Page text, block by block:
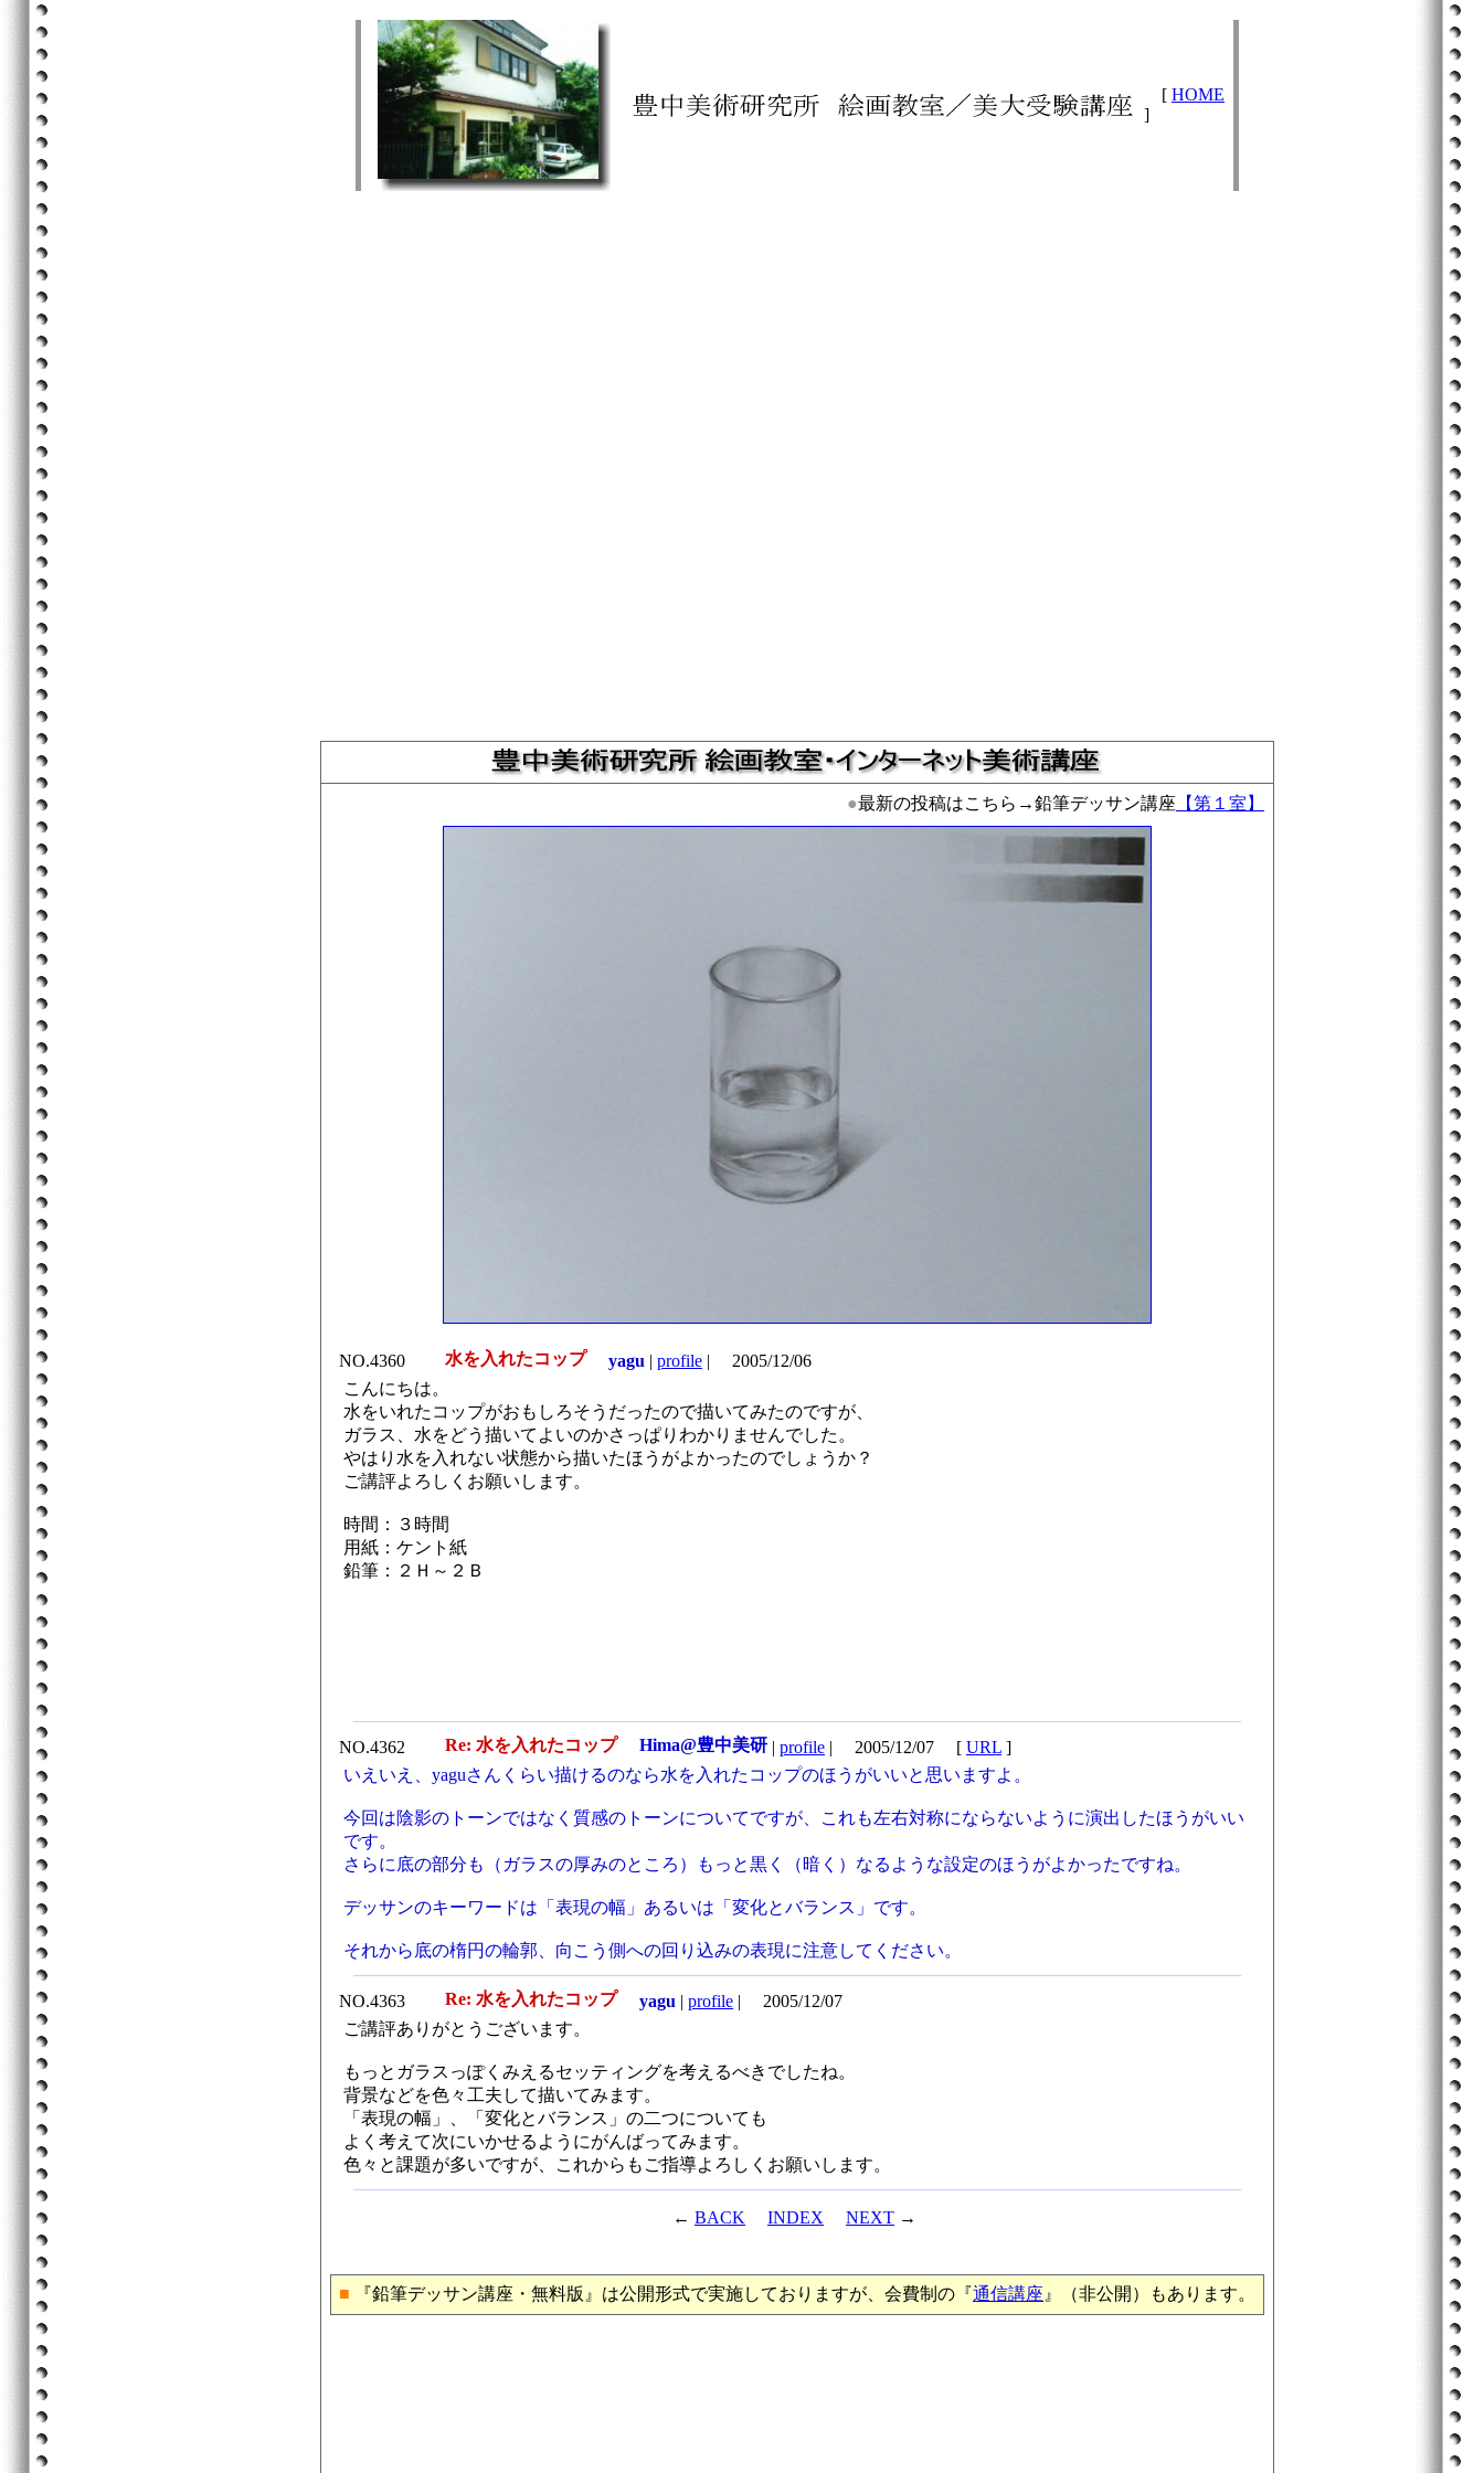
[ HOME
]
●最新の投稿はこちら→鉛筆デッサン講座 【第１室】
NO.4360 水を入れたコップ yagu | profile |
2005/12/06
こんにちは。
水をいれたコップがおもしろそうだったので描いてみたのですが、
ガラス、水をどう描いてよいのかさっぱりわかりませんでした。
やはり水を入れない状態から描いたほうがよかったのでしょうか？
ご講評よろしくお願いします。
時間：３時間
用紙：ケント紙
鉛筆：２Ｈ～２Ｂ
NO.4362 Re: 水を入れたコップ Hima@豊中美研 | profile | 2005/12/07 [ URL ]
いえいえ、yaguさんくらい描けるのなら水を入れたコップのほうがいいと思いますよ。
今回は陰影のトーンではなく質感のトーンについてですが、これも左右対称にならないように演出したほうがいい
です。
さらに底の部分も（ガラスの厚みのところ）もっと黒く（暗く）なるような設定のほうがよかったですね。
デッサンのキーワードは「表現の幅」あるいは「変化とバランス」です。
それから底の楕円の輪郭、向こう側への回り込みの表現に注意してください。
NO.4363 Re: 水を入れたコップ yagu | profile |
2005/12/07
ご講評ありがとうございます。
もっとガラスっぽくみえるセッティングを考えるべきでしたね。
背景などを色々工夫して描いてみます。
「表現の幅」、「変化とバランス」の二つについても
よく考えて次にいかせるようにがんばってみます。
色々と課題が多いですが、これからもご指導よろしくお願いします。
← BACK INDEX NEXT →
■ 『鉛筆デッサン講座・無料版』は公開形式で実施しておりますが、会費制の『通信講座 』（非公開）もあります。